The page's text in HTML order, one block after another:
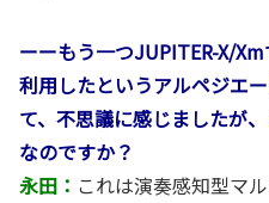
ーーもう一つJUPITER-X/
利用したというアルペジエ
て、不思議に感じましたが
なのですか？
永田： これは演奏感知型マ